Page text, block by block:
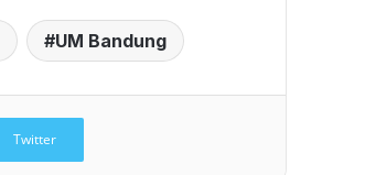
UM Bandung
Twitter